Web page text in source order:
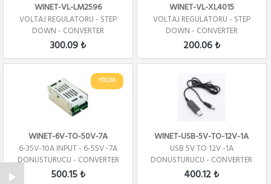
WINET-VL-LM2596
VOLTAJ REGULATORU - STEP
DOWN - CONVERTER
KLEMENSLI
300.09 ₺
WINET-VL-XL4015
VOLTAJ REGULATORU - STEP
DOWN - CONVERTER
200.06 ₺
YOLDA
WINET-6V-TO-50V-7A
6-35V-10A INPUT - 6-55V -7A
DONUSTURUCU - CONVERTER
500.15 ₺
WINET-USB-5V-TO-12V-1A
USB 5V TO 12V -1A
DONUSTURUCU - CONVERTER
400.12 ₺